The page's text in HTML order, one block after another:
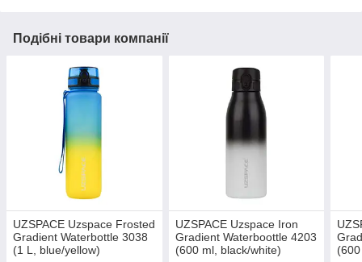
Подібні товари компанії
UZSPACE Uzspace Frosted
Gradient Waterbottle 3038
(1 L, blue/yellow)
UZSPACE Uzspace Iron
Gradient Waterboottle 4203
(600 ml, black/white)